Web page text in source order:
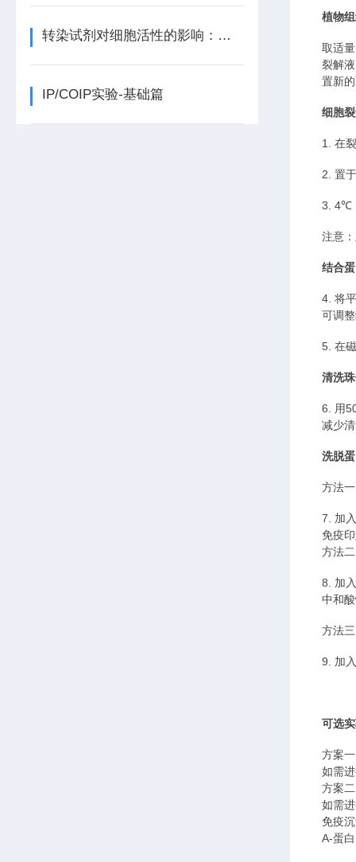
转染试剂对细胞活性的影响：如何平衡效率与毒性？
IP/COIP实验-基础篇
植物
取适
裂解
置新
细胞
1. 在
2. 置
3. 4℃
注意
结合
4. 将
可调
5. 在
清洗
6. 用
减少
洗脱
方法
7. 加
免疫
方法
8. 加
中和
方法
9. 加入
可选
方案
如需
方案
如需
免疫
A-蛋